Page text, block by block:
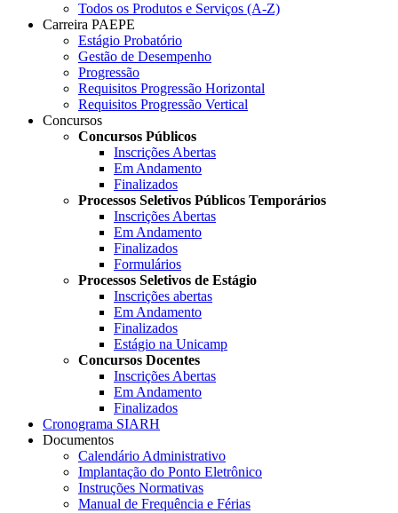
Todos os Produtos e Serviços (A-Z)
Carreira PAEPE
Estágio Probatório
Gestão de Desempenho
Progressão
Requisitos Progressão Horizontal
Requisitos Progressão Vertical
Concursos
Concursos Públicos
Inscrições Abertas
Em Andamento
Finalizados
Processos Seletivos Públicos Temporários
Inscrições Abertas
Em Andamento
Finalizados
Formulários
Processos Seletivos de Estágio
Inscrições abertas
Em Andamento
Finalizados
Estágio na Unicamp
Concursos Docentes
Inscrições Abertas
Em Andamento
Finalizados
Cronograma SIARH
Documentos
Calendário Administrativo
Implantação do Ponto Eletrônico
Instruções Normativas
Manual de Frequência e Férias